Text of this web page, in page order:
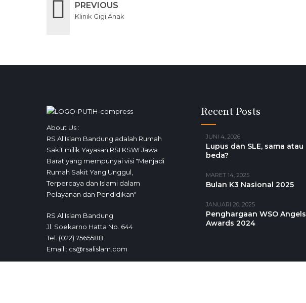
PREVIOUS
Klinik Gigi Anak
About Us :
RS Al Islam Bandung adalah Rumah
Sakit milik Yayasan RSI KSWI Jawa
Barat yang mempunyai visi "Menjadi
Rumah Sakit Yang Unggul,
Terpercaya dan Islami dalam
Pelayanan dan Pendidikan"
RS Al Islam Bandung
Jl. Soekarno Hatta No. 644
Tel. (022) 7565588
Email : cs@rsalislam.com
Recent Posts
JUNI 4, 2026
Lupus dan SLE, sama atau
beda?
MARET 14, 2025
Bulan K3 Nasional 2025
JANUARI 20, 2025
Penghargaan WSO Angels
Awards 2024
Jadwal Dokter